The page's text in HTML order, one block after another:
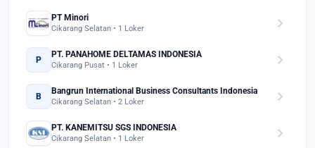
PT Minori
Cikarang Selatan • 1 Loker chevron_right
P
PT. PANAHOME DELTAMAS INDONESIA
Cikarang Pusat • 1 Loker chevron_right
B
Bangrun International Business Consultants Indonesia
Cikarang Selatan • 2 Loker chevron_right
PT. KANEMITSU SGS INDONESIA
Cikarang Selatan • 1 Loker chevron_right